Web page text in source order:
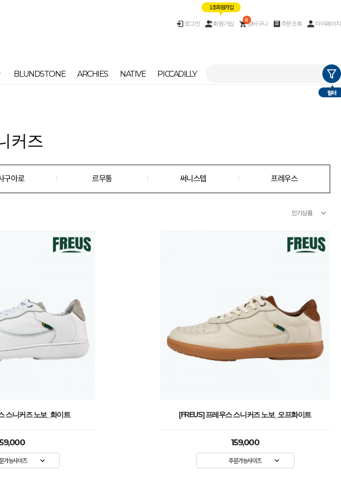
로그인 회원가입
1초 회원가입
장바구니
0
주문조회 마이페이지
BLUNDSTONE ARCHIES NATIVE PICCADILLY
필터
커즈
구아로 르무통 써니스텝 프레우스
스니커즈 노보_화이트
가능사이즈
[FREUS] 프레우스 스니커즈 노보_오프화이트
159,000
주문가능사이즈